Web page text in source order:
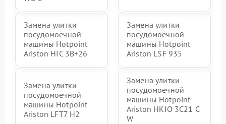
Замена улитки
посудомоечной
машины Hotpoint
Ariston HIC 3B+26
Замена улитки
посудомоечной
машины Hotpoint
Ariston LSF 935
Замена улитки
посудомоечной
машины Hotpoint
Ariston LFT7 H2
Замена улитки
посудомоечной
машины Hotpoint
Ariston HKIO 3C21 C
W